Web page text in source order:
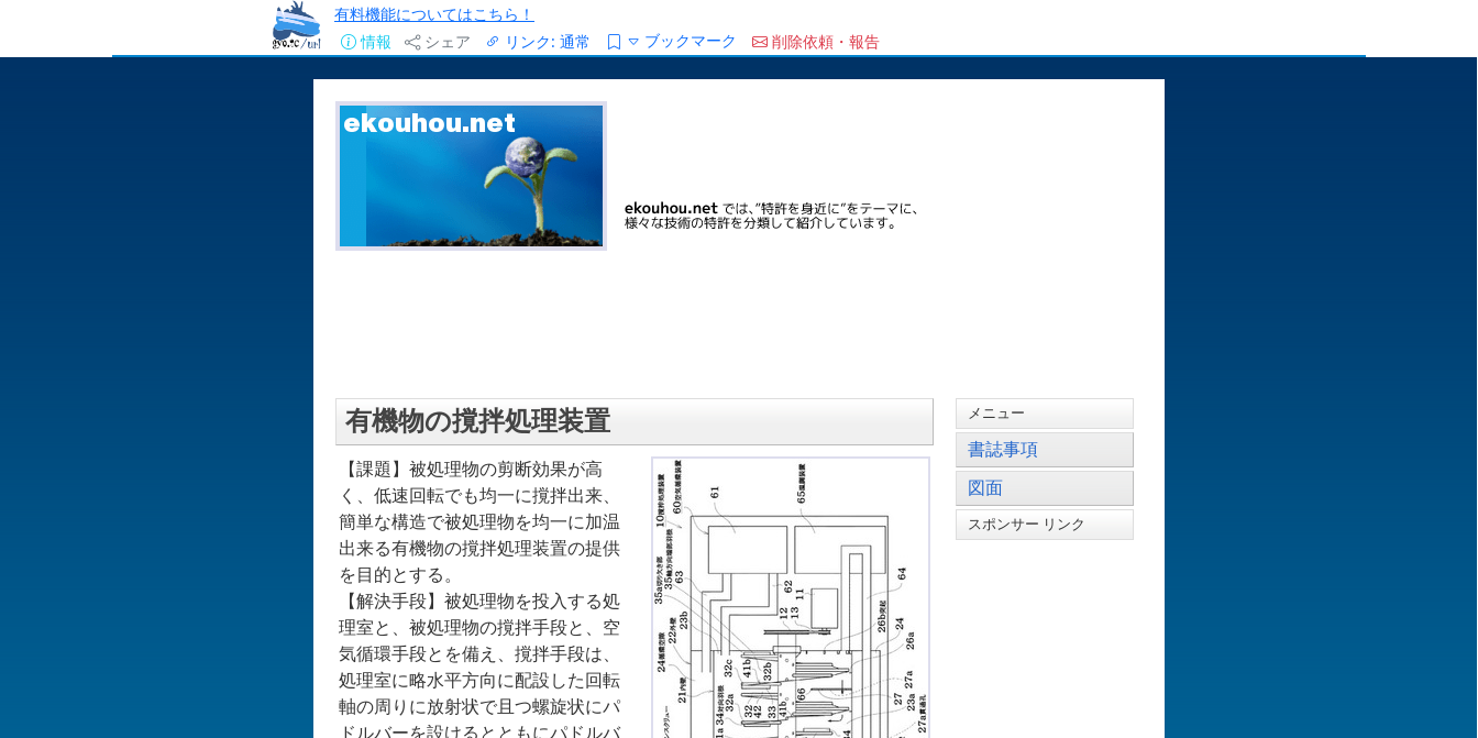
有料機能についてはこちら！
情報
シェア リンク: 通常 ブックマーク 削除依頼・報告